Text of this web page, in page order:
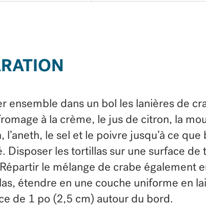
ensemble dans un bol les lanières de
à la crème, le jus de citron, la
l’aneth, le sel et le poivre jusqu’à ce que
Disposer les tortillas sur une surface de
le mélange de crabe également
étendre en une couche uniforme en
de 1 po (2,5 cm) autour du bord.